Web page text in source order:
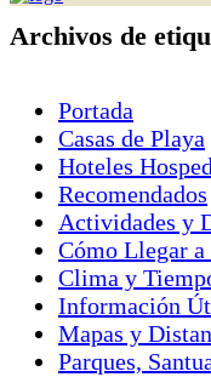
Archivos de
Portada
Casas de Playa
Hoteles
Recomendados
Actividades y
Cómo Llegar a
Clima y
Información
Mapas y
Parques,